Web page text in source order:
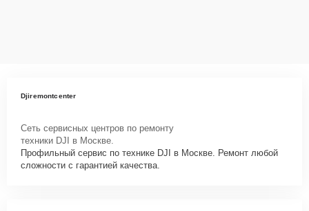
Djiremontcenter
Сеть сервисных центров по ремонту
техники DJI в Москве.
Профильный сервис по технике DJI в Москве. Ремонт любой
сложности с гарантией качества.